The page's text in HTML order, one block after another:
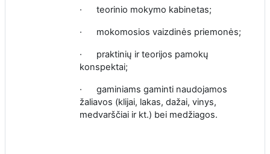
· teorinio mokymo kabinetas;
· mokomosios vaizdinės priemonės;
· praktinių ir teorijos pamokų
konspektai;
· gaminiams gaminti naudojamos
žaliavos (klijai, lakas, dažai, vinys,
medvarščiai ir kt.) bei medžiagos.